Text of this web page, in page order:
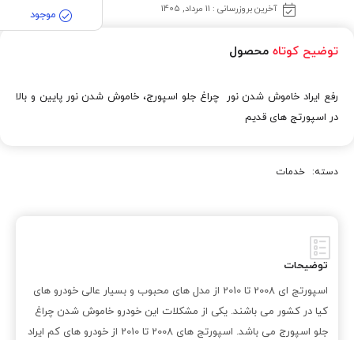
آخرین بروزرسانی : 11 مرداد, 1405 موجود
توضیح کوتاه محصول
رفع ایراد خاموش شدن نور چراغ جلو اسپورج، خاموش شدن نور پایین و بالا
در اسپورتج های قدیم
دسته: خدمات
توضیحات
اسپورتج ای 2008 تا 2010 از مدل های محبوب و بسیار عالی خودرو های
کیا در کشور می باشند. یکی از مشکلات این خودرو خاموش شدن چراغ
جلو اسپورج می باشد. اسپورتج های 2008 تا 2010 از خودرو های کم ایراد